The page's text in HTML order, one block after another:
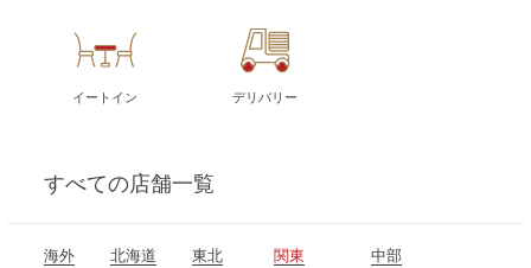
イートイン デリバリー
すべての店舗一覧
海外 北海道
東北
関東
中部